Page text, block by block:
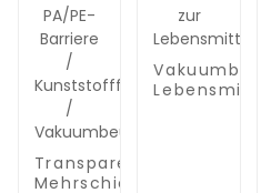
Transparente 7/9-
Mehrschicht-